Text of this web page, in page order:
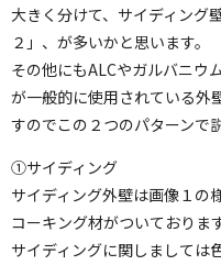
大きく分けて、サイディング
２」、が多いかと思います。
その他にもALCやガルバニウ
が一般的に使用されている外
すのでこの２つのパターンで
①サイディング
サイディング外壁は画像１の
コーキング材がついております
サイディングに関しましては